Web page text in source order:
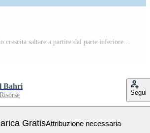
Bahri
Segui
GratisAttribuzione necessaria